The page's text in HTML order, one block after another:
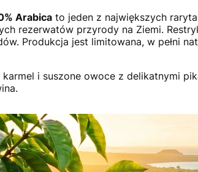
Arabicato jeden z największych
rezerwatów przyrody na Ziemi.
Produkcja jest limitowana, w pełni
karmel i suszone owoce z delikatnymi